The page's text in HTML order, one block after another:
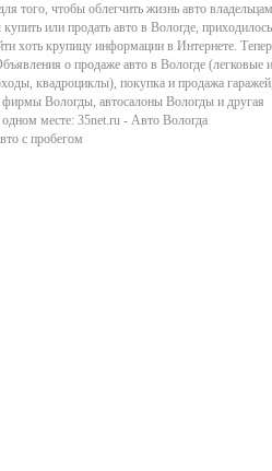
того, чтобы облегчить жизнь авто владельцам
или продать авто в Вологде, приходилось
хоть крупицу информации в Интернете.
о продаже авто в Вологде (легковые и
квадроциклы), покупка и продажа
фирмы Вологды, автосалоны Вологды и другая
месте: 35net.ru - Авто Вологда
с пробегом